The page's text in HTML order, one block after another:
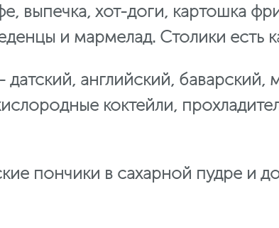
выпечка, хот-доги, картошка
и мармелад. Столики есть
датский, английский,
коктейли,
пончики в сахарной пудре и